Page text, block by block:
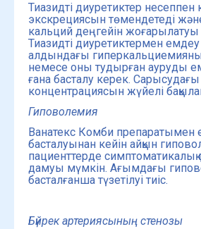
Тиазидті диуретиктер несеппен
экскрециясын төмендетеді
кальций деңгейін жоғарылатуы
Тиазидті диуретиктермен
алдындағы
немесе оны тудырған ауруды
ғана басталу керек.
концентрациясын жүйелі
Гиповолемия
Ванатекс Комби препаратымен
басталуынан кейін айқын
пациенттерде симптоматикалық
дамуы мүмкін. Ағымдағы
басталғанша түзетілуі тиіс.
Бүйрек артериясының стенозы